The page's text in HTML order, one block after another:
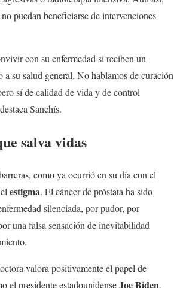
puedan beneficiarse de intervenciones
con su enfermedad si reciben un
a su salud general. No hablamos de curación
sí de calidad de vida y de control
Sanchís.
salva vidas
como ya ocurrió en su día con el
estigma. El cáncer de próstata ha sido
silenciada, por pudor, por
una falsa sensación de inevitabilidad
valora positivamente el papel de
el presidente estadounidenseJoe Biden,